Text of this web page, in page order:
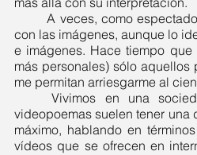
	A veces, como espectador, tiendo a volverme menos exigente con el poema que
con las imágenes, aunque lo
e imágenes. Hace tiempo
más personales) sólo aquellos
me permitan arriesgarme al
	Vivimos en una sociedad que consume imágenes sin parar. Aunque los
videopoemas suelen tener una
máximo, hablando en
vídeos que se ofrecen en